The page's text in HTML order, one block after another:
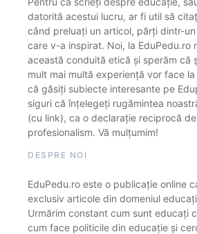
datorită acestui lucru, ar fi util să
când preluați un articol, părți dintr-
care v-a inspirat. Noi, la EduPedu.ro
această conduită etică și sperăm că
mult mai multă experiență vor face
că găsiți subiecte interesante pe
siguri că înțelegeți rugămintea
(cu link), ca o declarație reciprocă
profesionalism. Vă mulțumim!
DESPRE NOI
EduPedu.ro este o publicație online
exclusiv articole din domeniul
Urmărim constant cum sunt educați
cum face politicile din educație și